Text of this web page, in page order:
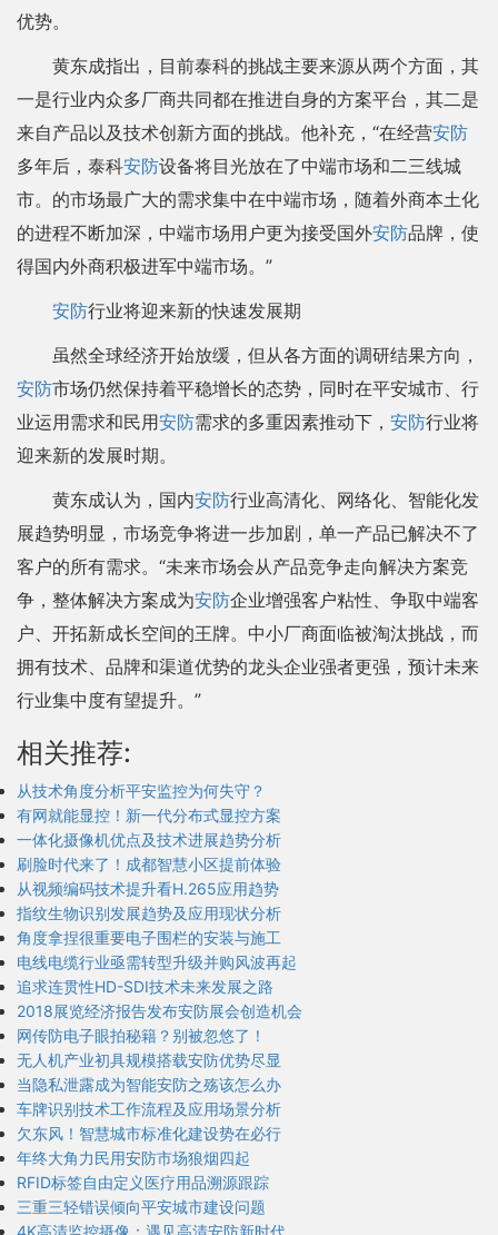
优势。
黄东成指出，目前泰科的挑战主要来源从两个方面，其
一是行业内众多厂商共同都在推进自身的方案平台，其二是
来自产品以及技术创新方面的挑战。他补充，“在经营安防
多年后，泰科安防设备将目光放在了中端市场和二三线城
市。的市场最广大的需求集中在中端市场，随着外商本土化
的进程不断加深，中端市场用户更为接受国外安防品牌，使
得国内外商积极进军中端市场。”
安防行业将迎来新的快速发展期
虽然全球经济开始放缓，但从各方面的调研结果方向，
安防市场仍然保持着平稳增长的态势，同时在平安城市、行
业运用需求和民用安防需求的多重因素推动下， 安防行业将
迎来新的发展时期。
黄东成认为，国内安防行业高清化、网络化、智能化发
展趋势明显，市场竞争将进一步加剧，单一产品已解决不了
客户的所有需求。“未来市场会从产品竞争走向解决方案竞
争，整体解决方案成为安防企业增强客户粘性、争取中端客
户、开拓新成长空间的王牌。中小厂商面临被淘汰挑战，而
拥有技术、品牌和渠道优势的龙头企业强者更强，预计未来
行业集中度有望提升。”
相关推荐:
从技术角度分析平安监控为何失守？
有网就能显控！新一代分布式显控方案
一体化摄像机优点及技术进展趋势分析
刷脸时代来了！成都智慧小区提前体验
从视频编码技术提升看H.265应用趋势
指纹生物识别发展趋势及应用现状分析
角度拿捏很重要电子围栏的安装与施工
电线电缆行业亟需转型升级并购风波再起
追求连贯性HD-SDI技术未来发展之路
2018展览经济报告发布安防展会创造机会
网传防电子眼拍秘籍？别被忽悠了！
无人机产业初具规模搭载安防优势尽显
当隐私泄露成为智能安防之殇该怎么办
车牌识别技术工作流程及应用场景分析
欠东风！智慧城市标准化建设势在必行
年终大角力民用安防市场狼烟四起
RFID标签自由定义医疗用品溯源跟踪
三重三轻错误倾向平安城市建设问题
4K高清监控摄像：遇见高清安防新时代